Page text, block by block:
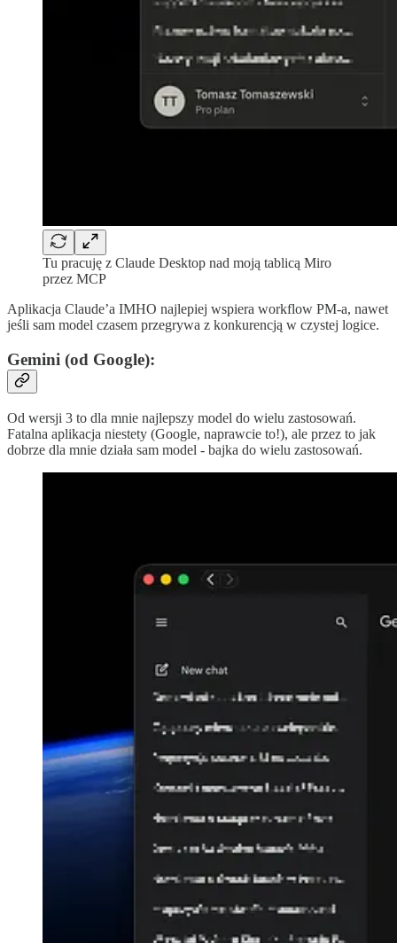
Tu pracuję z Claude Desktop nad moją tablicą Miro
przez MCP
Aplikacja Claude’a IMHO najlepiej wspiera workflow PM-a, nawet
jeśli sam model czasem przegrywa z konkurencją w czystej logice.
Gemini (od Google):
Od wersji 3 to dla mnie najlepszy model do wielu zastosowań.
Fatalna aplikacja niestety (Google, naprawcie to!), ale przez to jak
dobrze dla mnie działa sam model - bajka do wielu zastosowań.